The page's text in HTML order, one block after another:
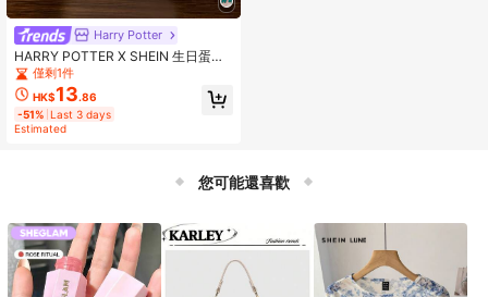
Harry Potter
HARRY POTTER X SHEIN 生日蛋糕
图案闪光手机壳
僅剩1件
HK$13.86
-51% Last 3 days
Estimated
您可能還喜歡